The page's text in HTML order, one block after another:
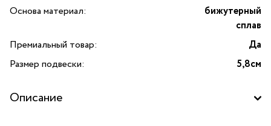
Основа материал:
бижутерный
сплав
Премиальный товар:
Да
Размер подвески:
5,8см
Описание